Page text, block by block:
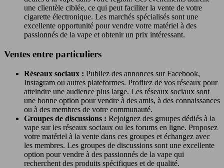
une clientèle ciblée, ce qui peut faciliter la vente de votre
cigarette électronique. Les marchés spécialisés sont une
excellente opportunité pour vendre votre matériel à des
passionnés de la vape et obtenir un prix intéressant.
Ventes entre particuliers
Réseaux sociaux : Publiez des annonces sur Facebook,
Instagram ou autres plateformes. Profitez de vos réseaux pour
atteindre une audience plus large. Les réseaux sociaux sont
une bonne option pour vendre à des amis, à des connaissances
ou à des membres de votre communauté.
Groupes de discussions : Rejoignez des groupes dédiés à la
vape sur les réseaux sociaux ou les forums en ligne. Proposez
votre matériel à la vente dans ces groupes et échangez avec
les membres. Les groupes de discussions sont une excellente
option pour vendre à des passionnés de la vape qui
recherchent des produits spécifiques et de qualité.